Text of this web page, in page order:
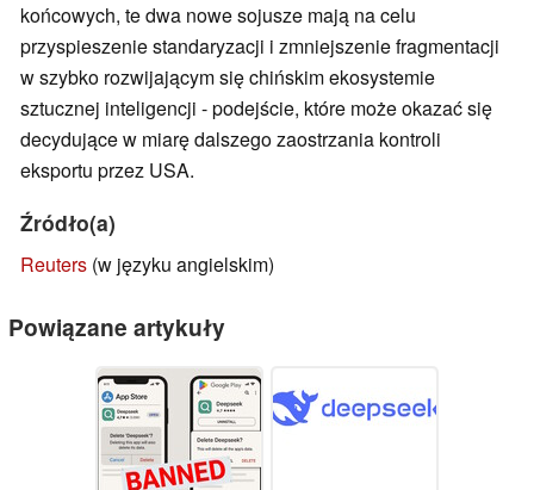
końcowych, te dwa nowe sojusze mają na celu
przyspieszenie standaryzacji i zmniejszenie fragmentacji
w szybko rozwijającym się chińskim ekosystemie
sztucznej inteligencji - podejście, które może okazać się
decydujące w miarę dalszego zaostrzania kontroli
eksportu przez USA.
Źródło(a)
Reuters (w języku angielskim)
Powiązane artykuły